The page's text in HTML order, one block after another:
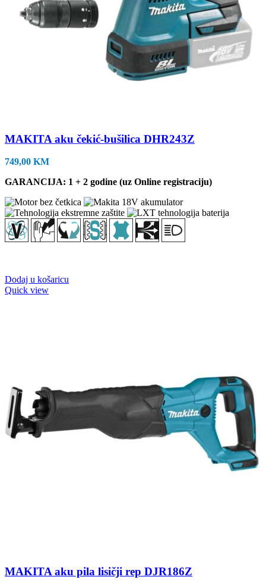
MAKITA aku čekić-bušilica DHR243Z
749,00 KM
GARANCIJA: 1 + 2 godine (uz Online registraciju)
Dodaj u košaricu
Quick view
MAKITA aku pila lisičji rep DJR186Z